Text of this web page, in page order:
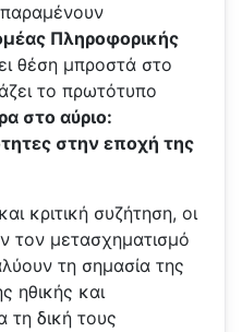
Πληροφορικής
θέση μπροστά στο
το πρωτότυπο
στο αύριο:
στην εποχή της
κριτική συζήτηση, οι
τον μετασχηματισμό
τη σημασία της
ηθικής και
τη δική τους